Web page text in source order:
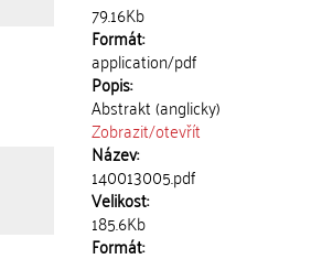
79.16Kb
Formát:
application/pdf
Popis:
Abstrakt (anglicky)
Zobrazit/otevřít
Název:
140013005.pdf
Velikost:
185.6Kb
Formát: